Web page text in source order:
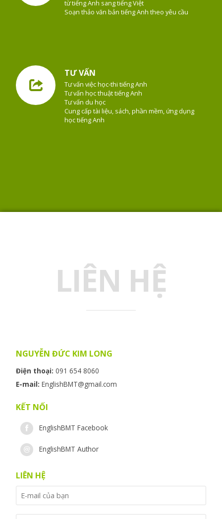
từ tiếng Anh sang tiếng Việt
Soạn thảo văn bản tiếng Anh theo yêu cầu
TƯ VẤN
Tư vấn việc học-thi tiếng Anh
Tư vấn học thuật tiếng Anh
Tư vấn du học
Cung cấp tài liệu, sách, phần mềm, ứng dụng
học tiếng Anh
LIÊN HỆ
NGUYỄN ĐỨC KIM LONG
Điện thoại: 091 654 8060
E-mail: EnglishBMT@gmail.com
KẾT NỐI
EnglishBMT Facebook
EnglishBMT Author
LIÊN HỆ